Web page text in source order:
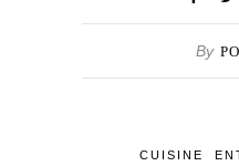
By
CUISINE